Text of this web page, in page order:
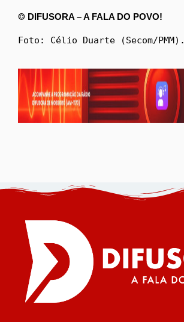
© DIFUSORA – A FALA DO POVO!
Foto: Célio Duarte (Secom/PMM).